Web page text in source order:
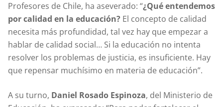
Profesores de Chile, ha aseverado: “¿Qué entendemos
por calidad en la educación? El concepto de calidad
necesita más profundidad, tal vez hay que empezar a
hablar de calidad social… Si la educación no intenta
resolver los problemas de justicia, es insuficiente. Hay
que repensar muchísimo en materia de educación”.
A su turno, Daniel Rosado Espinoza, del Ministerio de